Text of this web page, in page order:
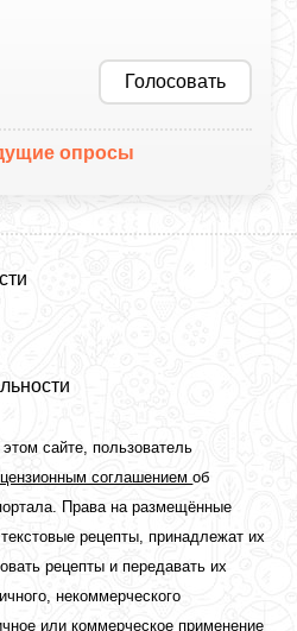
Голосовать
опросы
сайте, пользователь
соглашениемоб
Права на размещённые
рецепты, принадлежат их
рецепты и передавать их
некоммерческого
или коммерческое применение